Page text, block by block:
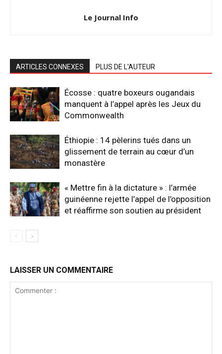
Le Journal Info
ARTICLES CONNEXES PLUS DE L'AUTEUR
Écosse : quatre boxeurs ougandais
manquent à l’appel après les Jeux du
Commonwealth
Éthiopie : 14 pèlerins tués dans un
glissement de terrain au cœur d’un
monastère
« Mettre fin à la dictature » : l’armée
guinéenne rejette l’appel de l’opposition
et réaffirme son soutien au président
LAISSER UN COMMENTAIRE